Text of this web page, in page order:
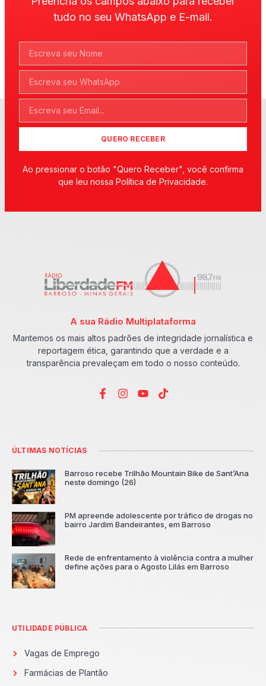
tudo no seu WhatsApp e E-mail.
QUERO RECEBER
Ao pressionar o botão "Quero Receber", você confirma
que leu nossa Política de Privacidade.
A sua Rádio Multiplataforma
Mantemos os mais altos padrões de integridade jornalística e
reportagem ética, garantindo que a verdade e a
transparência prevaleçam em todo o nosso conteúdo.
ÚLTIMAS NOTÍCIAS
Barroso recebe Trilhão Mountain Bike de Sant’Ana
neste domingo (26)
PM apreende adolescente por tráfico de drogas no
bairro Jardim Bandeirantes, em Barroso
Rede de enfrentamento à violência contra a mulher
define ações para o Agosto Lilás em Barroso
UTILIDADE PÚBLICA
Vagas de Emprego
Farmácias de Plantão